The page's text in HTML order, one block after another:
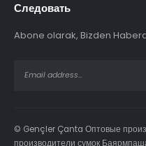
Следовать
Abone olarak, Bizden
© Gençler Çanta Оптовые
производители сумок